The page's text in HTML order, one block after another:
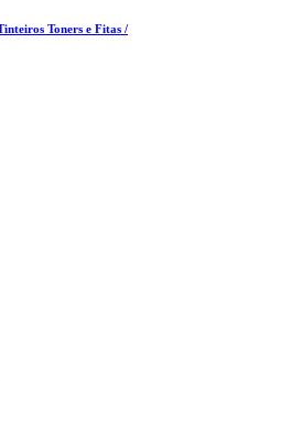
Toners e Fitas /